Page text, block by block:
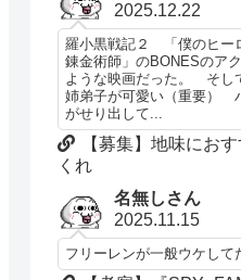
2025.12.22
羅小黒戦記２ 「僕のヒー
錬金術師」のBONESのア
ような映画だった。 そし
姉弟子が可愛い（重要）
がせり出して...
【募集】地味にお
くれ
名無しさん
2025.11.15
フリーレンが一般ウケして